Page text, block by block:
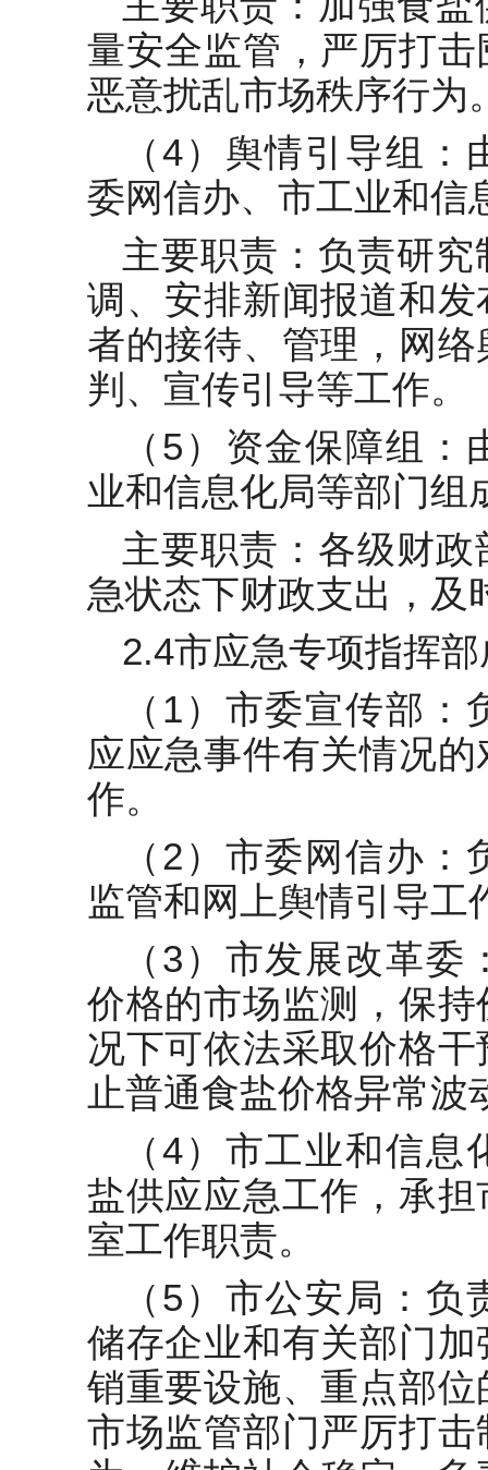
量安全监管，严厉打
恶意扰乱市场秩序行为
（4）舆情引导组
委网信办、市工业和信
主要职责：负责研
调、安排新闻报道和
者的接待、管理，网
判、宣传引导等工作。
（5）资金保障组
业和信息化局等部门组
主要职责：各级财
急状态下财政支出，及
2.4市应急专项指挥
（1）市委宣传部
应应急事件有关情况
作。
（2）市委网信办
监管和网上舆情引导工
（3）市发展改革
价格的市场监测，保
况下可依法采取价格
止普通食盐价格异常波
（4）市工业和信
盐供应应急工作，承
室工作职责。
（5）市公安局：
储存企业和有关部门
销重要设施、重点部
市场监管部门严厉打